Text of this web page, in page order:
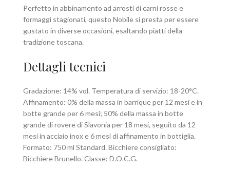
Perfetto in abbinamento ad arrosti di carni rosse e
formaggi stagionati, questo Nobile si presta per essere
gustato in diverse occasioni, esaltando piatti della
tradizione toscana.
Dettagli tecnici
Gradazione: 14% vol. Temperatura di servizio: 18-20°C.
Affinamento: 0% della massa in barrique per 12 mesi e in
botte grande per 6 mesi; 50% della massa in botte
grande di rovere di Slavonia per 18 mesi, seguito da 12
mesi in acciaio inox e 6 mesi di affinamento in bottiglia.
Formato: 750 ml Standard. Bicchiere consigliato:
Bicchiere Brunello. Classe: D.O.C.G.